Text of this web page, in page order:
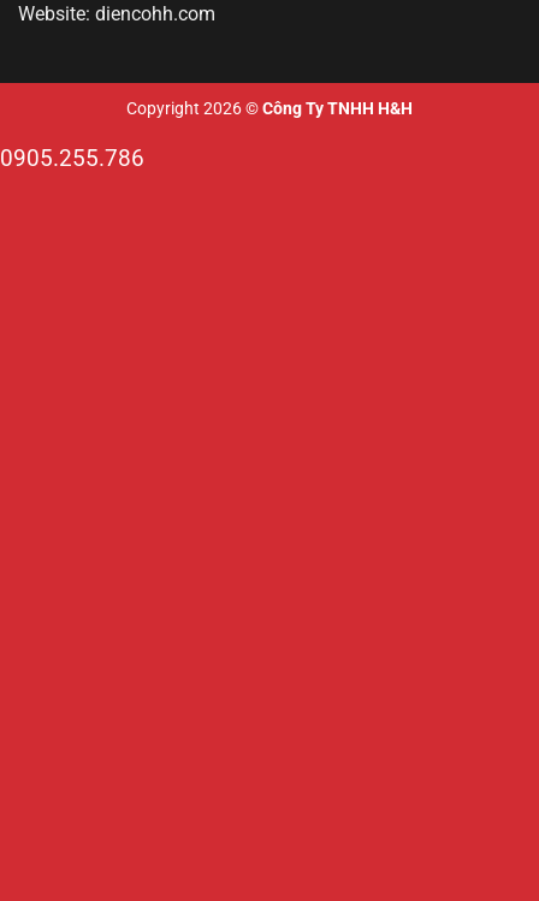
Website: diencohh.com
Copyright 2026 ©Công Ty TNHH H&H
0905.255.786